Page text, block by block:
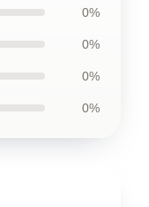
0%
0%
0%
0%